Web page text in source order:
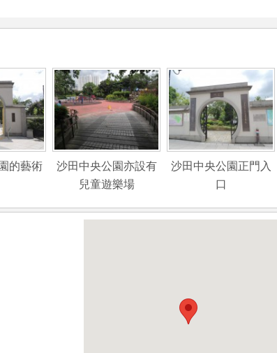
的藝術
沙田中央公園亦設有
兒童遊樂場
沙田中央公園正門入
口